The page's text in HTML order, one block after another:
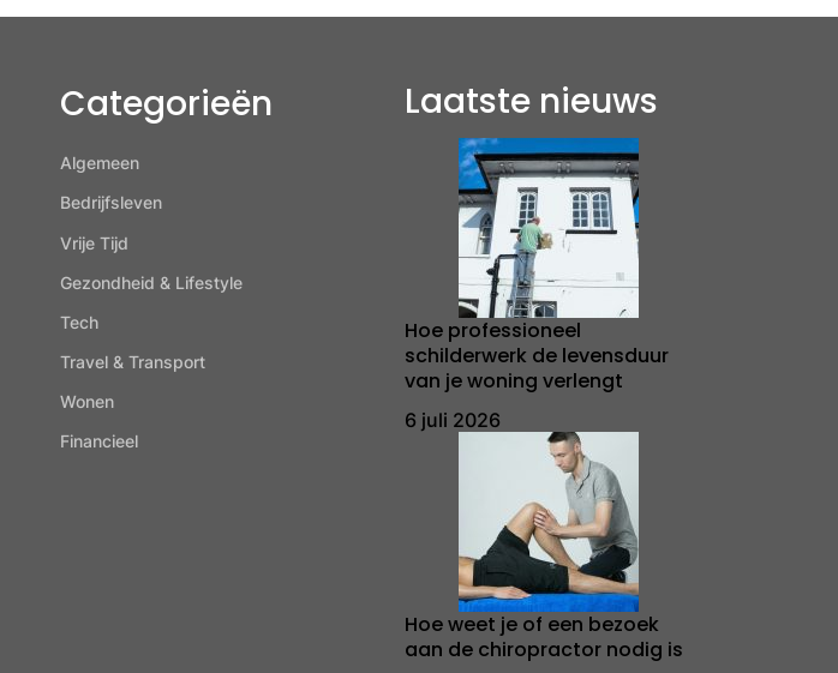
Categorieën
Algemeen
Bedrijfsleven
Vrije Tijd
Gezondheid & Lifestyle
Tech
Travel & Transport
Wonen
Financieel
Laatste nieuws
Hoe professioneel
schilderwerk de levensduur
van je woning verlengt
6 juli 2026
Hoe weet je of een bezoek
aan de chiropractor nodig is